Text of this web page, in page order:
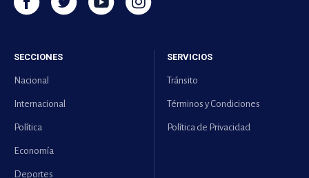
SECCIONES
Nacional
Internacional
Política
Economía
Deportes
SERVICIOS
Tránsito
Términos y Condiciones
Política de Privacidad